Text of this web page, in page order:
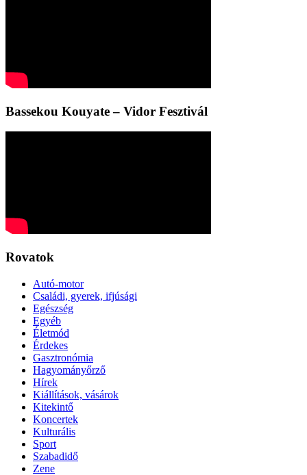
Bassekou Kouyate – Vidor Fesztivál
Rovatok
Autó-motor
Családi, gyerek, ifjúsági
Egészség
Egyéb
Életmód
Érdekes
Gasztronómia
Hagyományőrző
Hírek
Kiállítások, vásárok
Kitekintő
Koncertek
Kulturális
Sport
Szabadidő
Zene